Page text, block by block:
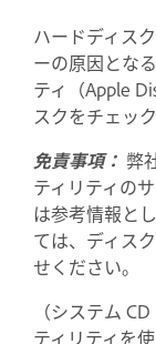
ハードディス
ーの原因とな
ティ（Apple
スクをチェック
免責事項： 弊
ティリティの
は参考情報と
ては、ディス
せください。
（システム
ティリティを